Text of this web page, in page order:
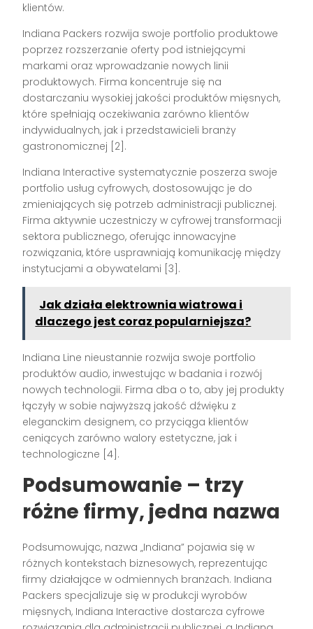
klientów.
Indiana Packers rozwija swoje portfolio produktowe
poprzez rozszerzanie oferty pod istniejącymi
markami oraz wprowadzanie nowych linii
produktowych. Firma koncentruje się na
dostarczaniu wysokiej jakości produktów mięsnych,
które spełniają oczekiwania zarówno klientów
indywidualnych, jak i przedstawicieli branży
gastronomicznej [2].
Indiana Interactive systematycznie poszerza swoje
portfolio usług cyfrowych, dostosowując je do
zmieniających się potrzeb administracji publicznej.
Firma aktywnie uczestniczy w cyfrowej transformacji
sektora publicznego, oferując innowacyjne
rozwiązania, które usprawniają komunikację między
instytucjami a obywatelami [3].
Jak działa elektrownia wiatrowa i
dlaczego jest coraz popularniejsza?
Indiana Line nieustannie rozwija swoje portfolio
produktów audio, inwestując w badania i rozwój
nowych technologii. Firma dba o to, aby jej produkty
łączyły w sobie najwyższą jakość dźwięku z
eleganckim designem, co przyciąga klientów
ceniących zarówno walory estetyczne, jak i
technologiczne [4].
Podsumowanie – trzy
różne firmy, jedna nazwa
Podsumowując, nazwa „Indiana” pojawia się w
różnych kontekstach biznesowych, reprezentując
firmy działające w odmiennych branżach. Indiana
Packers specjalizuje się w produkcji wyrobów
mięsnych, Indiana Interactive dostarcza cyfrowe